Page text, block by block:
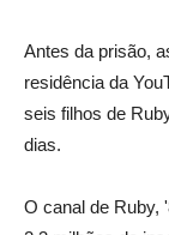
Antes da prisão,
residência da
seis filhos de
dias.
O canal de Ruby,